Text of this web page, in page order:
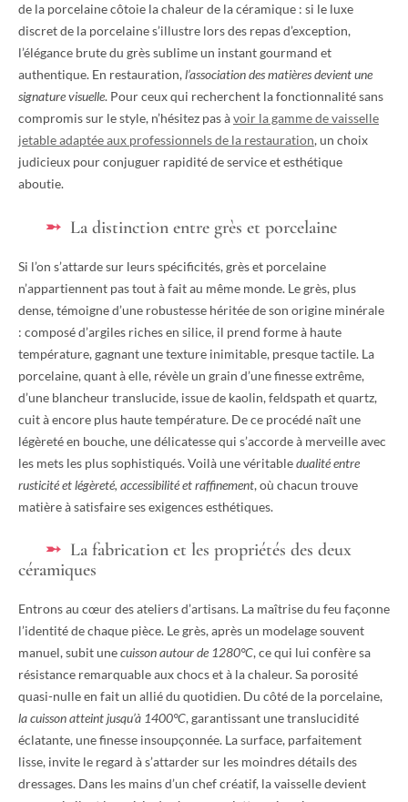
de la porcelaine côtoie la chaleur de la céramique : si le luxe
discret de la porcelaine s’illustre lors des repas d’exception,
l’élégance brute du grès sublime un instant gourmand et
authentique. En restauration,l’association des matières devient une
signature visuelle. Pour ceux qui recherchent la fonctionnalité sans
compromis sur le style, n’hésitez pas àvoir la gamme de vaisselle
jetable adaptée aux professionnels de la restauration, un choix
judicieux pour conjuguer rapidité de service et esthétique
aboutie.
La distinction entre grès et porcelaine
Si l’on s’attarde sur leurs spécificités, grès et porcelaine
n’appartiennent pas tout à fait au même monde. Le grès, plus
dense, témoigne d’une robustesse héritée de son origine minérale
: composé d’argiles riches en silice, il prend forme à haute
température, gagnant une texture inimitable, presque tactile. La
porcelaine, quant à elle, révèle un grain d’une finesse extrême,
d’une blancheur translucide, issue de kaolin, feldspath et quartz,
cuit à encore plus haute température. De ce procédé naît une
légèreté en bouche, une délicatesse qui s’accorde à merveille avec
les mets les plus sophistiqués. Voilà une véritabledualité entre
rusticité et légèreté, accessibilité et raffinement, où chacun trouve
matière à satisfaire ses exigences esthétiques.
La fabrication et les propriétés des deux
céramiques
Entrons au cœur des ateliers d’artisans. La maîtrise du feu façonne
l’identité de chaque pièce. Le grès, après un modelage souvent
manuel, subit unecuisson autour de 1280°C, ce qui lui confère sa
résistance remarquable aux chocs et à la chaleur. Sa porosité
quasi-nulle en fait un allié du quotidien. Du côté de la porcelaine,
la cuisson atteint jusqu’à 1400°C, garantissant une translucidité
éclatante, une finesse insoupçonnée. La surface, parfaitement
lisse, invite le regard à s’attarder sur les moindres détails des
dressages. Dans les mains d’un chef créatif, la vaisselle devient